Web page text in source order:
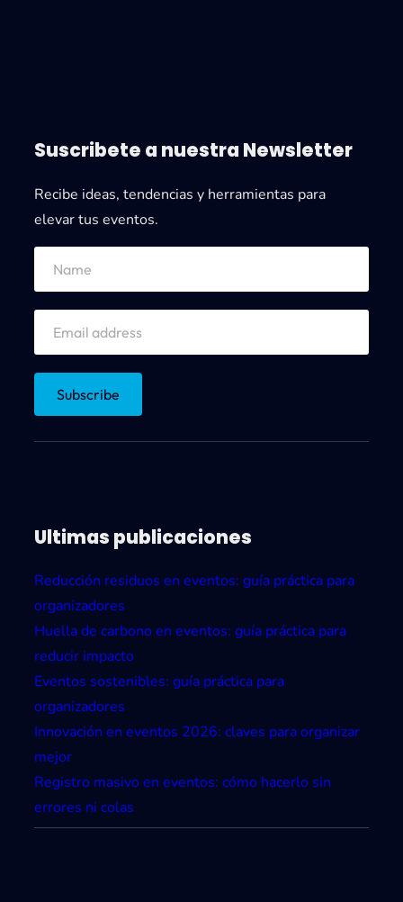
Suscribete a nuestra Newsletter
Recibe ideas, tendencias y herramientas para
elevar tus eventos.
Ultimas publicaciones
Reducción residuos en eventos: guía práctica para
organizadores
Huella de carbono en eventos: guía práctica para
reducir impacto
Eventos sostenibles: guía práctica para
organizadores
Innovación en eventos 2026: claves para organizar
mejor
Registro masivo en eventos: cómo hacerlo sin
errores ni colas